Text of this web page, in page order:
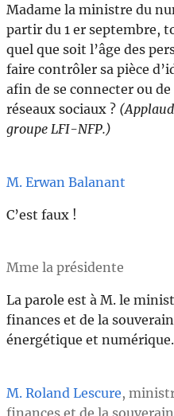
Madame la ministre du
partir du 1 er septembre,
quel que soit l’âge des
faire contrôler sa pièce
afin de se connecter ou
réseaux sociaux ?
groupe LFI-NFP.)
M. Erwan Balanant
C’est faux !
Mme la présidente
La parole est à M. le
finances et de la
énergétique et numérique.
M. Roland Lescure,
finances et de la